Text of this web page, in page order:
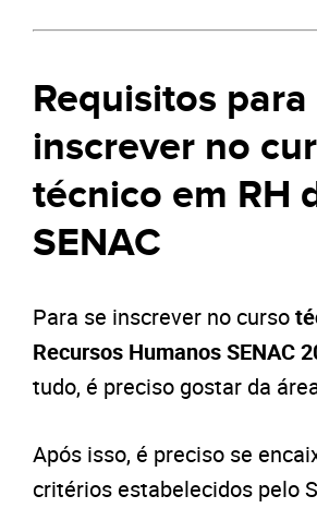
Requisitos para
inscrever no
técnico em RH
SENAC
Para se inscrever no curso
Recursos Humanos SENAC
tudo, é preciso gostar da
Após isso, é preciso se
critérios estabelecidos pelo